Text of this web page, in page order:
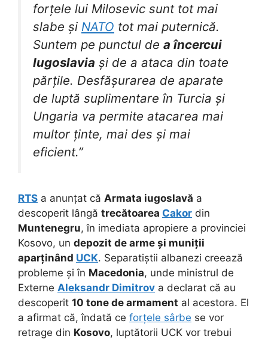
forțele lui Milosevic sunt tot mai
slabe și NATO tot mai puternică.
Suntem pe punctul de a încercui
Iugoslavia și de a ataca din toate
părțile. Desfășurarea de aparate
de luptă suplimentare în Turcia și
Ungaria va permite atacarea mai
multor ținte, mai des și mai
eficient.”
RTS a anunțat că Armata iugoslavă a
descoperit lângă trecătoarea Cakor din
Muntenegru, în imediata apropiere a provinciei
Kosovo, un depozit de arme și muniții
aparținând UCK. Separatiștii albanezi creează
probleme și în Macedonia, unde ministrul de
Externe Aleksandr Dimitrov a declarat că au
descoperit 10 tone de armament al acestora. El
a afirmat că, îndată ce forțele sârbe se vor
retrage din Kosovo, luptătorii UCK vor trebui